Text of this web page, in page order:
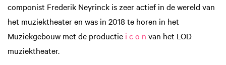
componist Frederik Neyrinck is zeer actief in de wereld van
het muziektheater en was in 2018 te horen in het
Muziekgebouw met de productie i c o n van het LOD
muziektheater.